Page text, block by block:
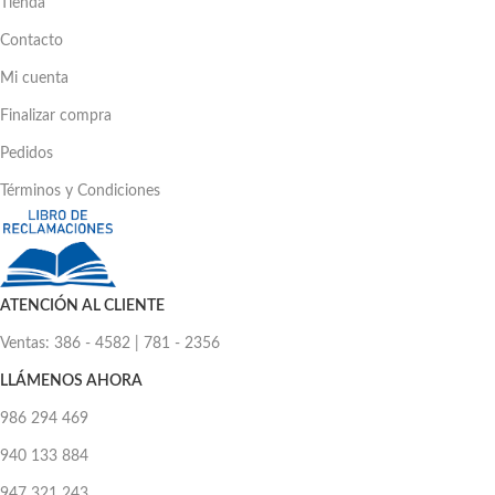
Tienda
Contacto
Mi cuenta
Finalizar compra
Pedidos
Términos y Condiciones
ATENCIÓN AL CLIENTE
Ventas: 386 - 4582 | 781 - 2356
LLÁMENOS AHORA
986 294 469
940 133 884